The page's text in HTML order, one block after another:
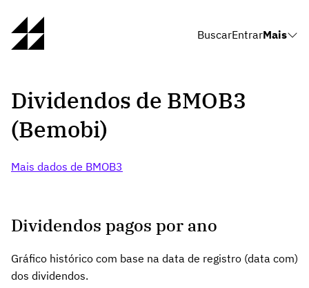
BuscarEntrarMais
Dividendos de BMOB3
(Bemobi)
Mais dados de BMOB3
Dividendos pagos por ano
Gráfico histórico com base na data de registro (data com)
dos dividendos.